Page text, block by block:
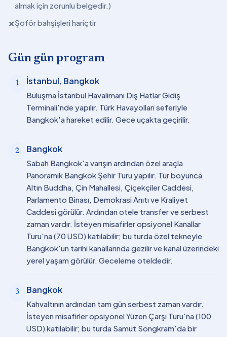
almak için zorunlu belgedir.)
✕Şoför bahşişleri hariçtir
Gün gün program
1 İstanbul, Bangkok
Buluşma İstanbul Havalimanı Dış Hatlar Gidiş
Terminali'nde yapılır. Türk Havayolları seferiyle
Bangkok'a hareket edilir. Gece uçakta geçirilir.
2 Bangkok
Sabah Bangkok'a varışın ardından özel araçla
Panoramik Bangkok Şehir Turu yapılır. Tur boyunca
Altın Buddha, Çin Mahallesi, Çiçekçiler Caddesi,
Parlamento Binası, Demokrasi Anıtı ve Kraliyet
Caddesi görülür. Ardından otele transfer ve serbest
zaman vardır. İsteyen misafirler opsiyonel Kanallar
Turu'na (70 USD) katılabilir; bu turda özel tekneyle
Bangkok'un tarihi kanallarında gezilir ve kanal üzerindeki
yerel yaşam görülür. Geceleme oteldedir.
3 Bangkok
Kahvaltının ardından tam gün serbest zaman vardır.
İsteyen misafirler opsiyonel Yüzen Çarşı Turu'na (100
USD) katılabilir; bu turda Samut Songkram'da bir